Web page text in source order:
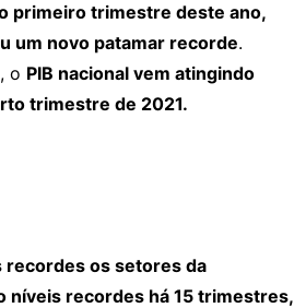
primeiro trimestre deste ano,
um novo patamar recorde.
o PIB nacional vem atingindo
trimestre de 2021.
recordes os setores da
níveis recordes há 15 trimestres,